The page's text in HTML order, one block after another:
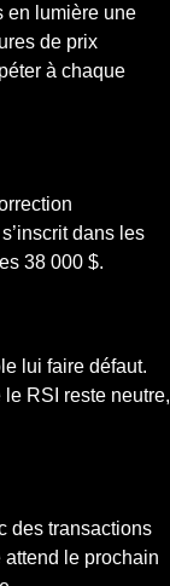
en lumière une
de prix
à chaque
dans les
38 000 $.
lui faire défaut.
RSI reste neutre,
des transactions
attend le prochain